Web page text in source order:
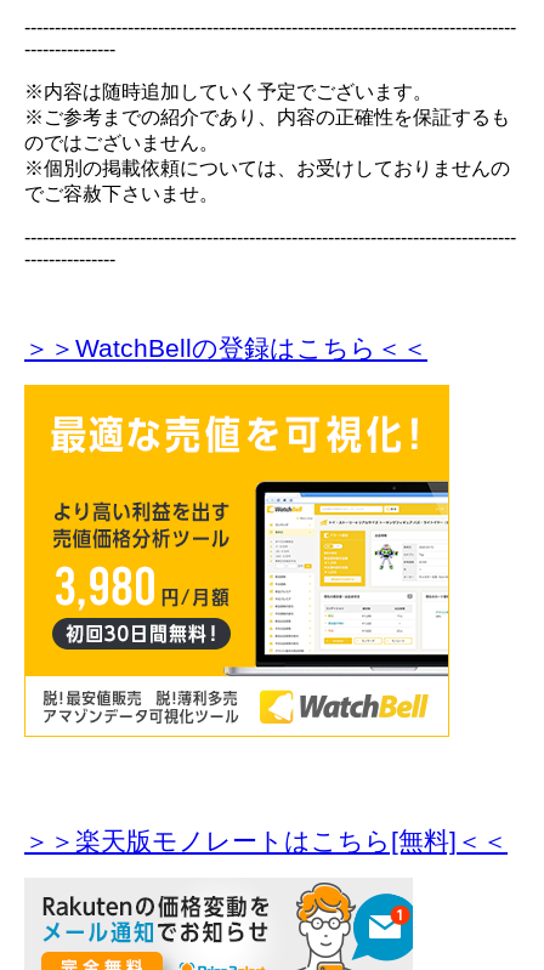
---------------------------------------------------------------------------------
---------------
※内容は随時追加していく予定でございます。
※ご参考までの紹介であり、内容の正確性を保証するも
のではございません。
※個別の掲載依頼については、お受けしておりませんの
でご容赦下さいませ。
---------------------------------------------------------------------------------
---------------
＞＞WatchBellの登録はこちら＜＜
＞＞楽天版モノレートはこちら[無料]＜＜